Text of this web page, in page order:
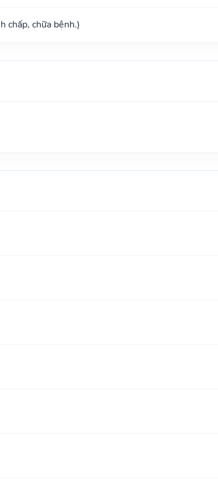
chấp, chữa bệnh.)